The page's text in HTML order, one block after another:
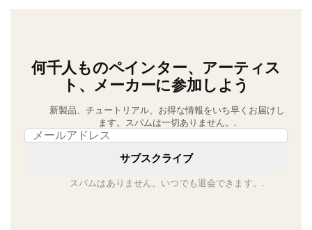
何千人ものペインター、アーティス
ト、メーカーに参加しよう
新製品、チュートリアル、お得な情報をいち早くお届けし
ます。スパムは一切ありません。.
Email address
サブスクライブ
スパムはありません。いつでも退会できます。.